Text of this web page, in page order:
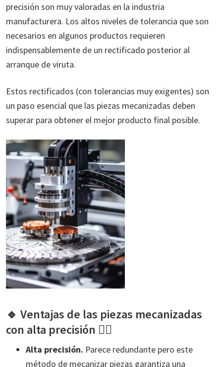
precisión son muy valoradas en la industria
manufacturera. Los altos niveles de tolerancia que son
necesarios en algunos productos requieren
indispensablemente de un rectificado posterior al
arranque de viruta.
Estos rectificados (con tolerancias muy exigentes) son
un paso esencial que las piezas mecanizadas deben
superar para obtener el mejor producto final posible.
🔹 Ventajas de las piezas mecanizadas
con alta precisión 👍🏻
Alta precisión. Parece redundante pero este
método de mecanizar piezas garantiza una